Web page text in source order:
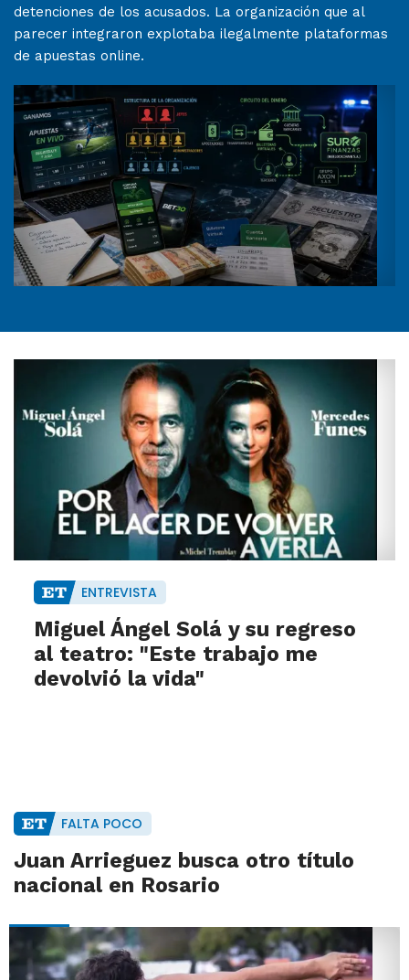
detenciones de los acusados. La organización que al
parecer integraron explotaba ilegalmente plataformas
de apuestas online.
ENTREVISTA
Miguel Ángel Solá y su regreso
al teatro: "Este trabajo me
devolvió la vida"
FALTA POCO
Juan Arrieguez busca otro título
nacional en Rosario